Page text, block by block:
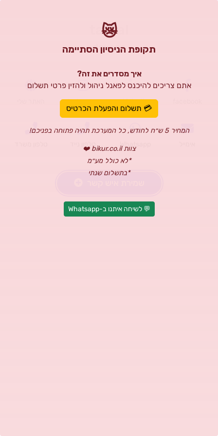
😿
תקופת הניסיון הסתיימה
איך מסדרים את זה?
אתם צריכים להיכנס לפאנל ניהול ולהזין פרטי תשלום
💳 תשלום והפעלת הכרטיס
המחיר 5 ש״ח לחודש, כל המערכת תהיה פתוחה בפניכם!
צוות bikur.co.il ❤️
*לא כולל מע״מ
*בתשלום שנתי
💬 לשיחה איתנו ב-Whatsapp
tal tal
devops
Linkedin
Instagram
Whatsapp טלפון נייד